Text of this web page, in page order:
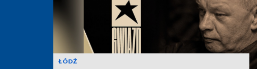
ŁÓDŹ